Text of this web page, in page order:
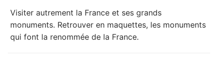
Visiter autrement la France et ses grands
monuments. Retrouver en maquettes, les monuments
qui font la renommée de la France.